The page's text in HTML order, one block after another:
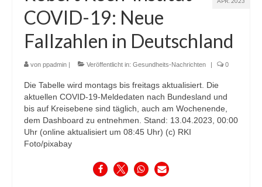
COVID-19: Neue
Fallzahlen in Deutschland
von ppadmin Veröffentlicht in: Gesundheits-Nachrichten 0
Die Tabelle wird montags bis freitags aktualisiert. Die
aktuellen COVID-19-Meldedaten nach Bundesland und
bis auf Kreisebene sind täglich, auch am Wochenende,
dem Dashboard zu entnehmen. Stand: 13.04.2023, 00:00
Uhr (online aktualisiert um 08:45 Uhr) (c) RKI
Foto/pixabay